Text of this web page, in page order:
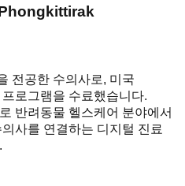
전공한 수의사로, 미국
로그램을 수료했습니다.
반려동물 헬스케어 분야에서
사를 연결하는 디지털 진료